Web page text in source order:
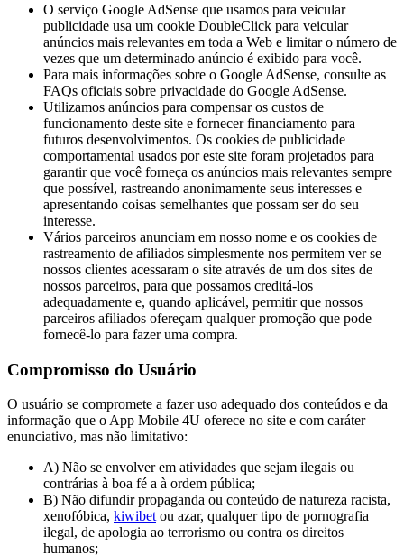
O serviço Google AdSense que usamos para veicular
publicidade usa um cookie DoubleClick para veicular
anúncios mais relevantes em toda a Web e limitar o número de
vezes que um determinado anúncio é exibido para você.
Para mais informações sobre o Google AdSense, consulte as
FAQs oficiais sobre privacidade do Google AdSense.
Utilizamos anúncios para compensar os custos de
funcionamento deste site e fornecer financiamento para
futuros desenvolvimentos. Os cookies de publicidade
comportamental usados ​​por este site foram projetados para
garantir que você forneça os anúncios mais relevantes sempre
que possível, rastreando anonimamente seus interesses e
apresentando coisas semelhantes que possam ser do seu
interesse.
Vários parceiros anunciam em nosso nome e os cookies de
rastreamento de afiliados simplesmente nos permitem ver se
nossos clientes acessaram o site através de um dos sites de
nossos parceiros, para que possamos creditá-los
adequadamente e, quando aplicável, permitir que nossos
parceiros afiliados ofereçam qualquer promoção que pode
fornecê-lo para fazer uma compra.
Compromisso do Usuário
O usuário se compromete a fazer uso adequado dos conteúdos e da
informação que o App Mobile 4U oferece no site e com caráter
enunciativo, mas não limitativo:
A) Não se envolver em atividades que sejam ilegais ou
contrárias à boa fé a à ordem pública;
B) Não difundir propaganda ou conteúdo de natureza racista,
xenofóbica, kiwibet ou azar, qualquer tipo de pornografia
ilegal, de apologia ao terrorismo ou contra os direitos
humanos;